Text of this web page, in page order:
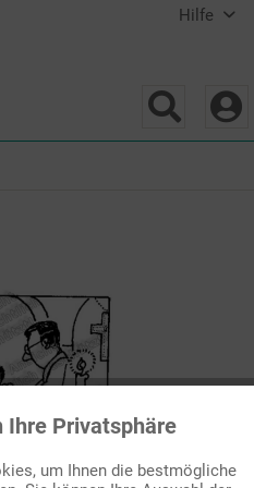
Hilfe
Aktiv
Ihre Privatsphäre
um Ihnen die bestmögliche